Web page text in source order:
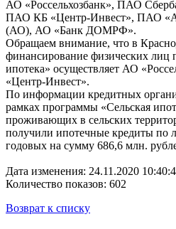
АО «Россельхозбанк», ПАО
ПАО КБ «Центр-Инвест», ПАО
(АО), АО «Банк ДОМРФ».
Обращаем внимание, что в
финансирование физических лиц
ипотека» осуществляет АО
«Центр-Инвест».
По информации кредитных
рамках программы «Сельская
проживающих в сельских
получили ипотечные кредиты по
годовых на сумму 686,6 млн.
Дата изменения: 24.11.2020
Количество показов: 602
Возврат к списку